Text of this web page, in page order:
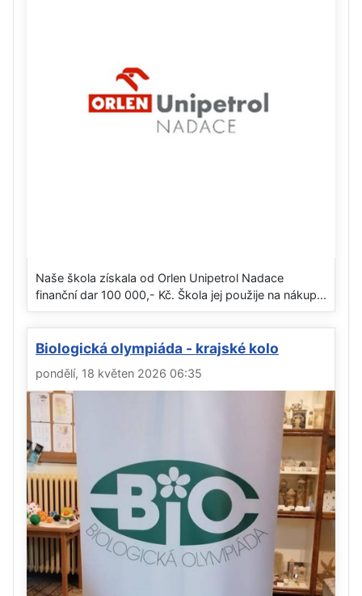
Naše škola získala od Orlen Unipetrol Nadace
finanční dar 100 000,- Kč. Škola jej použije na nákup...
Biologická olympiáda - krajské kolo
pondělí, 18 květen 2026 06:35